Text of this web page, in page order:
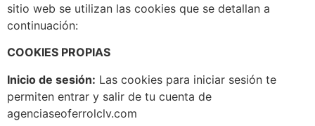
sitio web se utilizan las cookies que se detallan a
continuación:
COOKIES PROPIAS
Inicio de sesión: Las cookies para iniciar sesión te
permiten entrar y salir de tu cuenta de
agenciaseoferrolclv.com